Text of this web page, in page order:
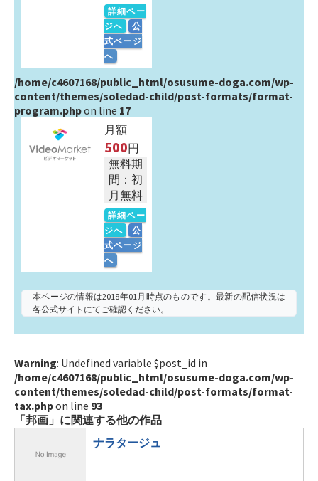
詳細ペー
ジへ
公
式ページ
へ
/home/c4607168/public_html/osusume-doga.com/wp-
content/themes/soledad-child/post-formats/format-
program.phpon line 17
月額
500円
無料期
間：初
月無料
詳細ペー
ジへ
公
式ページ
へ
本ページの情報は2018年01月時点のものです。最新の配信状況は
各公式サイトにてご確認ください。
Warning: Undefined variable $post_id in
/home/c4607168/public_html/osusume-doga.com/wp-
content/themes/soledad-child/post-formats/format-
tax.phpon line 93
「邦画」に関連する他の作品
ナラタージュ